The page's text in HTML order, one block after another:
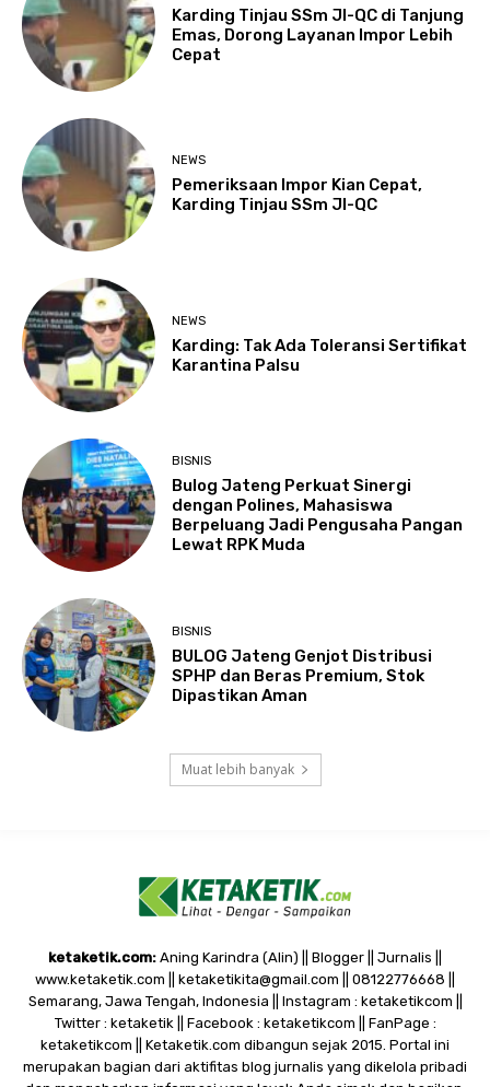
Karding Tinjau SSm JI-QC di Tanjung
Emas, Dorong Layanan Impor Lebih
Cepat
NEWS
Pemeriksaan Impor Kian Cepat,
Karding Tinjau SSm JI-QC
NEWS
Karding: Tak Ada Toleransi Sertifikat
Karantina Palsu
BISNIS
Bulog Jateng Perkuat Sinergi
dengan Polines, Mahasiswa
Berpeluang Jadi Pengusaha Pangan
Lewat RPK Muda
BISNIS
BULOG Jateng Genjot Distribusi
SPHP dan Beras Premium, Stok
Dipastikan Aman
Muat lebih banyak
ketaketik.com: Aning Karindra (Alin) || Blogger || Jurnalis ||
www.ketaketik.com || ketaketikita@gmail.com || 08122776668 ||
Semarang, Jawa Tengah, Indonesia || Instagram : ketaketikcom ||
Twitter : ketaketik || Facebook : ketaketikcom || FanPage :
ketaketikcom || Ketaketik.com dibangun sejak 2015. Portal ini
merupakan bagian dari aktifitas blog jurnalis yang dikelola pribadi